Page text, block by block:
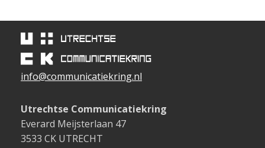
info@communicatiekring.nl
Utrechtse Communicatiekring
Everard Meijsterlaan 47
3533 CK UTRECHT